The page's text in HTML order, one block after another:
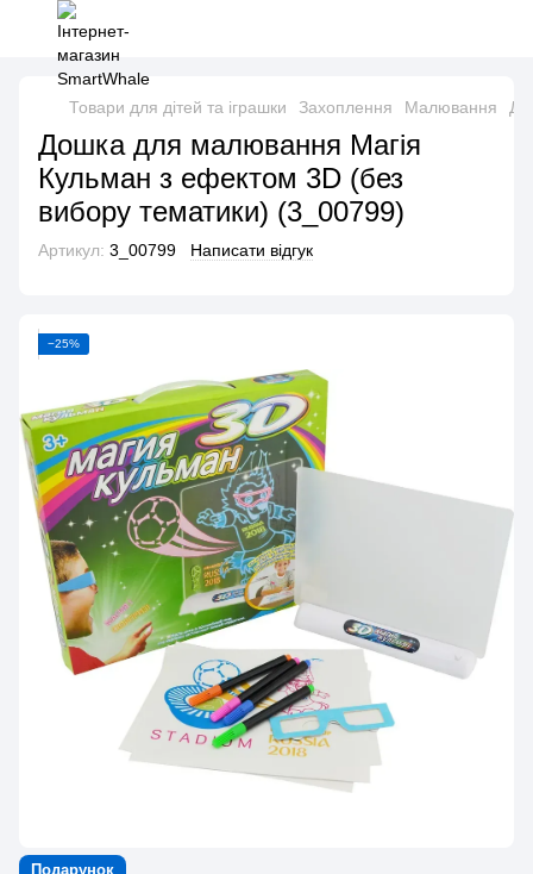
Товари для дітей та іграшки Захоплення Малювання
Дошка для малювання Магія
Кульман з ефектом 3D (без
вибору тематики) (3_00799)
Артикул: 3_00799 Написати відгук
−25%
Подарунок